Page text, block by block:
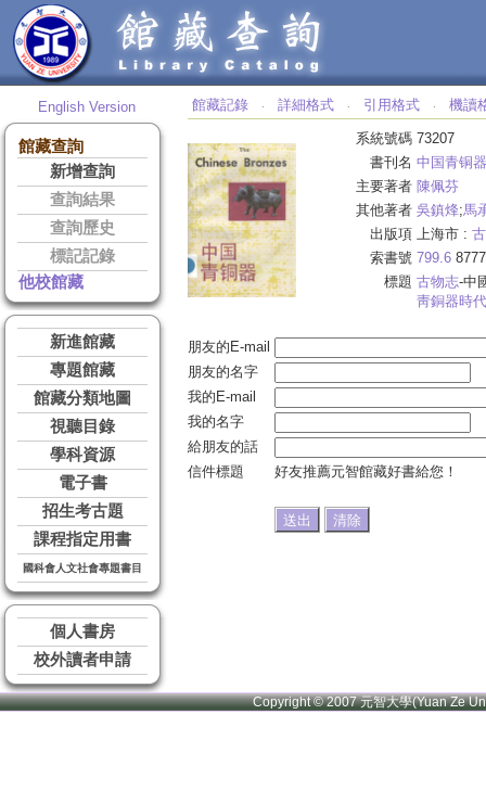
English Version
館藏查詢
新增查詢
查詢結果
查詢歷史
標記記錄
他校館藏
新進館藏
專題館藏
館藏分類地圖
視聽目錄
學科資源
電子書
招生考古題
課程指定用書
國科會人文社會專題書目
個人書房
校外讀者申請
館藏記錄 ‧ 詳細格式 ‧ 引用格式 ‧ 機讀
系統號碼 73207
書刊名 中国青铜器
主要著者 陳佩芬
其他著者 吳鎮烽;馬
出版項 上海市 :
索書號 799.6 8777
標題 古物志-中
靑銅器時代
朋友的E-mail
朋友的名字
我的E-mail
我的名字
給朋友的話
信件標題
好友推薦元智館藏好書給您！
Copyright © 2007 元智大學(Yuan Ze